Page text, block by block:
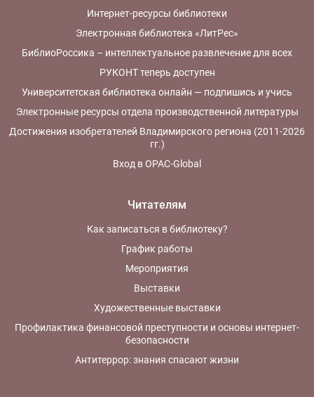
Интернет-ресурсы библиотеки
Электронная библиотека «ЛитРес»
БиблиоРоссика – интеллектуальное развлечение для всех
РУКОНТ теперь доступен
Университетская библиотека онлайн — подпишись и учись
Электронные ресурсы отдела производственной литературы
Достижения изобретателей Владимирского региона (2011-2026
гг.)
Вход в OPAC-Global
Читателям
Как записаться в библиотеку?
График работы
Мероприятия
Выставки
Художественные выставки
Профилактика финансовой преступности и основы интернет-
безопасности
Антитеррор: знания спасают жизни